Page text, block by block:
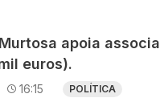
apoia
euros).
16:15 POLÍTICA